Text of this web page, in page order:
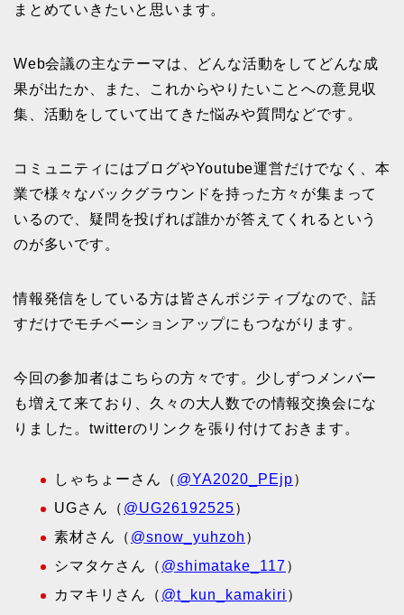
まとめていきたいと思います。
Web会議の主なテーマは、どんな活動をしてどんな成
果が出たか、また、これからやりたいことへの意見収
集、活動をしていて出てきた悩みや質問などです。
コミュニティにはブログやYoutube運営だけでなく、本
業で様々なバックグラウンドを持った方々が集まって
いるので、疑問を投げれば誰かが答えてくれるという
のが多いです。
情報発信をしている方は皆さんポジティブなので、話
すだけでモチベーションアップにもつながります。
今回の参加者はこちらの方々です。少しずつメンバー
も増えて来ており、久々の大人数での情報交換会にな
りました。twitterのリンクを張り付けておきます。
しゃちょーさん（ @YA2020_PEjp）
UGさん（ @UG26192525）
素材さん（ @snow_yuhzoh ）
シマタケさん（ @shimatake_117 ）
カマキリさん（ @t_kun_kamakiri ）